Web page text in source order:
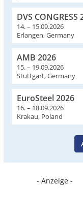
DVS CONGRESS
14. – 15.09.2026
Erlangen, Germany
AMB 2026
15. – 19.09.2026
Stuttgart, Germany
EuroSteel 2026
16. – 18.09.2026
Krakau, Poland
- Anzeige -